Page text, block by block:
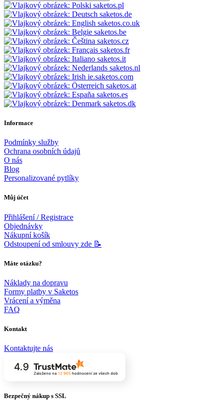
saketos.pl
saketos.de
saketos.co.uk
saketos.be
saketos.cz
saketos.fr
saketos.it
saketos.nl
ie.saketos.com
saketos.at
saketos.es
saketos.dk
Informace
Podmínky služby
Ochrana osobních údajů
O nás
Blog
Personalizované pytlíky
Můj účet
Přihlášení / Registrace
Objednávky
Nákupní košík
Odstoupení od smlouvy zde 📝
Máte otázku?
Náklady na dopravu
Formy platby v Saketos
Vrácení a výměna
FAQ
Kontakt
Kontaktujte nás
4.9
Založeno na 12 965hodnocení ze všech dob
Bezpečný nákup s SSL